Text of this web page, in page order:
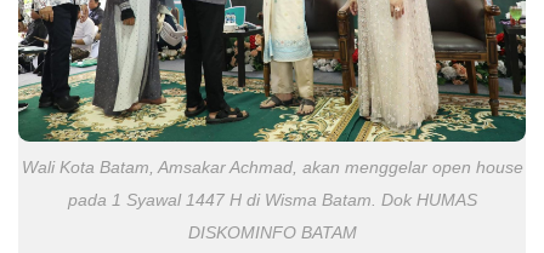
Wali Kota Batam, Amsakar Achmad, akan menggelar open house
pada 1 Syawal 1447 H di Wisma Batam. Dok HUMAS
DISKOMINFO BATAM